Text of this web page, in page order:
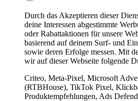
Durch das Akzeptieren dieser
deine Interessen abgestimmte
oder Rabattaktionen für unsere
basierend auf deinem Surf- und
sowie deren Erfolge messen. Mit
wir auf dieser Webseite folgende
Criteo, Meta-Pixel, Microsoft
(RTBHouse), TikTok Pixel,
Produktempfehlungen, Ads